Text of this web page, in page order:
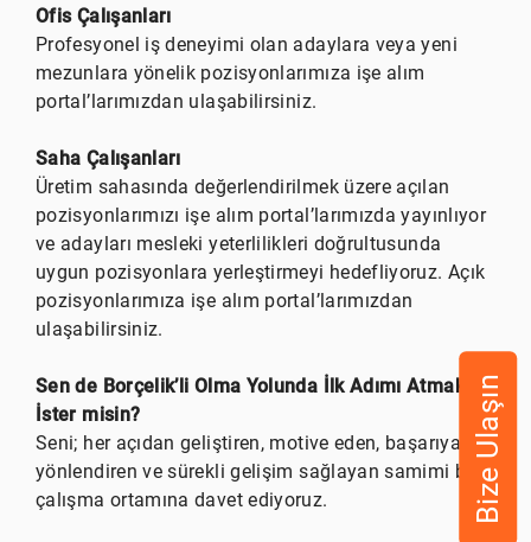
Ofis Çalışanları
Profesyonel iş deneyimi olan adaylara veya yeni
mezunlara yönelik pozisyonlarımıza işe alım
portal’larımızdan ulaşabilirsiniz.
Saha Çalışanları
Üretim sahasında değerlendirilmek üzere açılan
pozisyonlarımızı işe alım portal’larımızda yayınlıyor
ve adayları mesleki yeterlilikleri doğrultusunda
uygun pozisyonlara yerleştirmeyi hedefliyoruz. Açık
pozisyonlarımıza işe alım portal’larımızdan
ulaşabilirsiniz.
Sen de Borçelik’li Olma Yolunda İlk Adımı Atmak
İster misin?
Seni; her açıdan geliştiren, motive eden, başarıya
yönlendiren ve sürekli gelişim sağlayan samimi bir
çalışma ortamına davet ediyoruz.
Bize Ulaşın